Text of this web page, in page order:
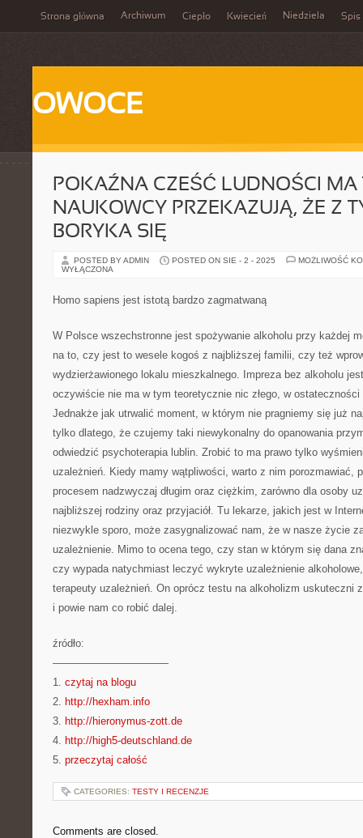
Strona główna Archiwum Ciepło Kwiecień Niedziela Spis
OWOCE
POKAŹNA CZEŚĆ LUDNOŚCI MA
NAUKOWCY PRZEKAZUJĄ, ŻE Z
BORYKA SIĘ
POSTED BY ADMIN POSTED ON SIE - 2 - 2025
MOŻLIWOŚĆ
WYŁĄCZONA
Homo sapiens jest istotą bardzo zagmatwaną
W Polsce wszechstronne jest spożywanie alkoholu przy każdej
na to, czy jest to wesele kogoś z najbliższej familii, czy też
wydzierżawionego lokalu mieszkalnego. Impreza bez alkoholu
oczywiście nie ma w tym teoretycznie nic złego, w
Jednakże jak utrwalić moment, w którym nie pragniemy się już
tylko dlatego, że czujemy taki niewykonalny do opanowania
odwiedzić psychoterapia lublin. Zrobić to ma prawo tylko
uzależnień. Kiedy mamy wątpliwości, warto z nim porozmawiać,
procesem nadzwyczaj długim oraz ciężkim, zarówno dla osoby
najbliższej rodziny oraz przyjaciół. Tu lekarze, jakich jest w
niezwykle sporo, może zasygnalizować nam, że w nasze życie
uzależnienie. Mimo to ocena tego, czy stan w którym się dana
czy wypada natychmiast leczyć wykryte uzależnienie
terapeuty uzależnień. On oprócz testu na alkoholizm uskuteczni
i powie nam co robić dalej.
źródło:
———————————
1. czytaj na blogu
2. http://hexham.info
3. http://hieronymus-zott.de
4. http://high5-deutschland.de
5. przeczytaj całość
CATEGORIES: TESTY I RECENZJE
Comments are closed.